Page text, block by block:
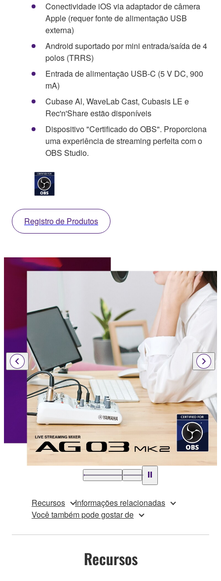
Conectividade iOS via adaptador de câmera
Apple (requer fonte de alimentação USB
externa)
Android suportado por mini entrada/saída de 4
polos (TRRS)
Entrada de alimentação USB-C (5 V DC, 900
mA)
Cubase Al, WaveLab Cast, Cubasis LE e
Rec'n'Share estão disponíveis
Dispositivo "Certificado do OBS". Proporciona
uma experiência de streaming perfeita com o
OBS Studio.
Registro de Produtos
Recursos
Informações relacionadas
Você também pode gostar de
Recursos